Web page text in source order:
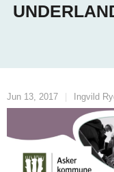
Jun 13, 2017 Ingvild